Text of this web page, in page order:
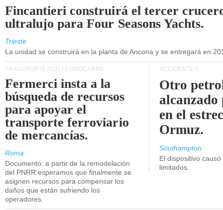
Fincantieri construirá el tercer
ultralujo para Four Seasons Yachts.
Trieste
La unidad se construirá en la planta de Ancona y se entregará en
TRANSPORTE POR FERROCARRIL
Fermerci insta a la
búsqueda de recursos
para apoyar el
transporte ferroviario
de mercancías.
Roma
Documento: a partir de la remodelación
del PNRR esperamos que finalmente se
asignen recursos para compensar los
daños que están sufriendo los
operadores.
ACCIDENTES
Otro
en el
Ormuz.
Southampton
El dispositivo
limitados.